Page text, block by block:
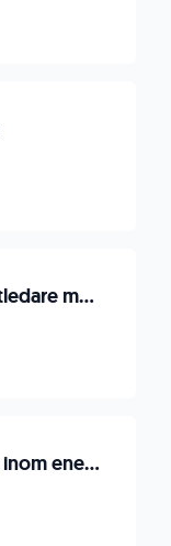
Senior Projektledare med processkunskap till Zander & Ingeström
Projektledare inom energientreprenad ⚡